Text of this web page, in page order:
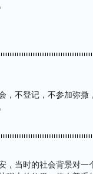
，不登记，不参加弥
，当时的社会背景对